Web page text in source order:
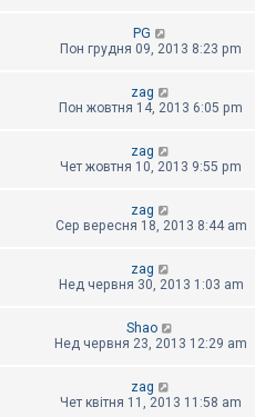
PG
Пон грудня 09, 2013 8:23 pm
zag
Пон жовтня 14, 2013 6:05 pm
zag
Чет жовтня 10, 2013 9:55 pm
zag
Сер вересня 18, 2013 8:44 am
zag
Нед червня 30, 2013 1:03 am
Shao
Нед червня 23, 2013 12:29 am
zag
Чет квітня 11, 2013 11:58 am